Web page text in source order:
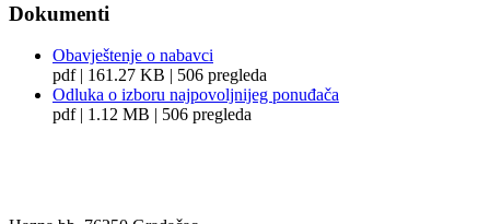
Dokumenti
Obavještenje o nabavci
pdf | 161.27 KB | 506 pregleda
Odluka o izboru najpovoljnijeg ponuđača
pdf | 1.12 MB | 506 pregleda